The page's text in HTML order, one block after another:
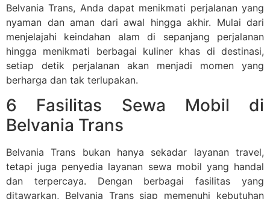
Belvania Trans, Anda dapat menikmati perjalanan yang
nyaman dan aman dari awal hingga akhir. Mulai dari
menjelajahi keindahan alam di sepanjang perjalanan
hingga menikmati berbagai kuliner khas di destinasi,
setiap detik perjalanan akan menjadi momen yang
berharga dan tak terlupakan.
6 Fasilitas Sewa Mobil di
Belvania Trans
Belvania Trans bukan hanya sekadar layanan travel,
tetapi juga penyedia layanan sewa mobil yang handal
dan terpercaya. Dengan berbagai fasilitas yang
ditawarkan, Belvania Trans siap memenuhi kebutuhan